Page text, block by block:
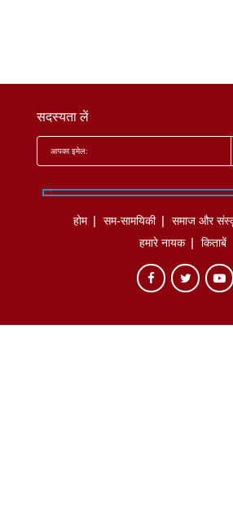
सदस्यता लें
होम सम-सामयिकी समाज और
हमारे नायक
किताबें